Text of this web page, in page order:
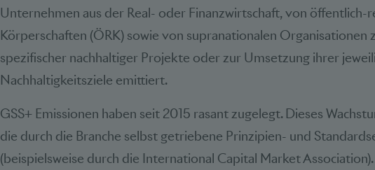
Unternehmen aus der Real- oder Finanzwirtschaft, von öffentlich-
Körperschaften (ÖRK) sowie von supranationalen Organisationen
spezifischer nachhaltiger Projekte oder zur Umsetzung ihrer
Nachhaltigkeitsziele emittiert.
GSS+ Emissionen haben seit 2015 rasant zugelegt. Dieses
die durch die Branche selbst getriebene Prinzipien- und
(beispielsweise durch die International Capital Market Association).